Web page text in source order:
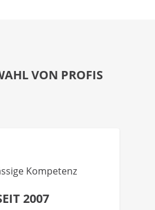
VON PROFIS
Kompetenz
2007